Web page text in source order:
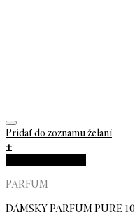
Pridať do zoznamu želaní
+
PARFUM
DÁMSKY PARFUM PURE 10